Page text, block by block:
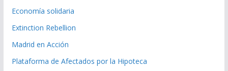
Economía solidaria
Extinction Rebellion
Madrid en Acción
Plataforma de Afectados por la Hipoteca